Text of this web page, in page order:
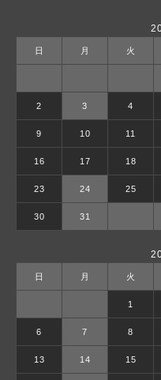
日 月 火
2 3 4
9 10 11
16 17 18
23 24 25
30 31
日 月 火
1
6 7 8
13 14 15